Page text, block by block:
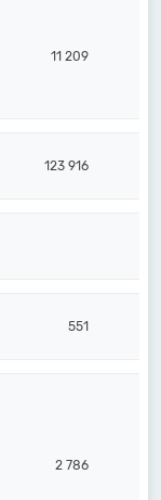
11 209
123 916
551
2 786